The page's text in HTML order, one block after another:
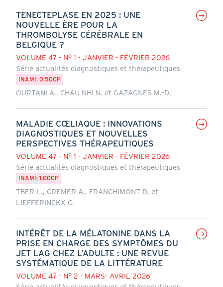
TENECTEPLASE EN 2025 : UNE
NOUVELLE ÈRE POUR LA
THROMBOLYSE CÉRÉBRALE EN
BELGIQUE ?
VOLUME 47 - N° 1 - JANVIER - FÉVRIER 2026
Série actualités diagnostiques et thérapeutiques
INAMI: 0.50CP
OURTANI A., CHAU NHI N. et GAZAGNES M.-D.
MALADIE CŒLIAQUE : INNOVATIONS
DIAGNOSTIQUES ET NOUVELLES
PERSPECTIVES THÉRAPEUTIQUES
VOLUME 47 - N° 1 - JANVIER - FÉVRIER 2026
Série actualités diagnostiques et thérapeutiques
INAMI: 1.00CP
TBER L., CREMER A., FRANCHIMONT D. et
LIEFFERINCKX C.
INTÉRÊT DE LA MÉLATONINE DANS LA
PRISE EN CHARGE DES SYMPTÔMES DU
JET LAG CHEZ L’ADULTE : UNE REVUE
SYSTÉMATIQUE DE LA LITTÉRATURE
VOLUME 47 - N° 2 - MARS- AVRIL 2026